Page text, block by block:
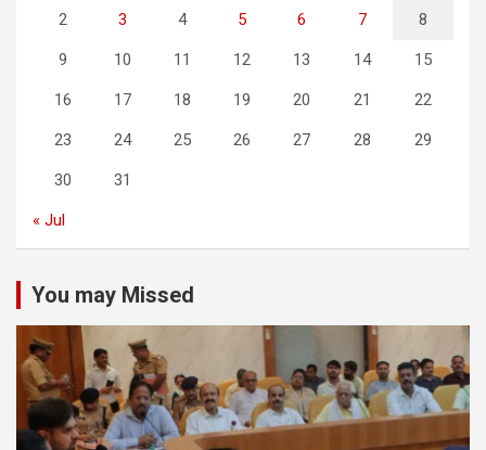
2 3 4 5 6 7 8
9 10 11 12 13 14 15
16 17 18 19 20 21 22
23 24 25 26 27 28 29
30 31
« Jul
You may Missed